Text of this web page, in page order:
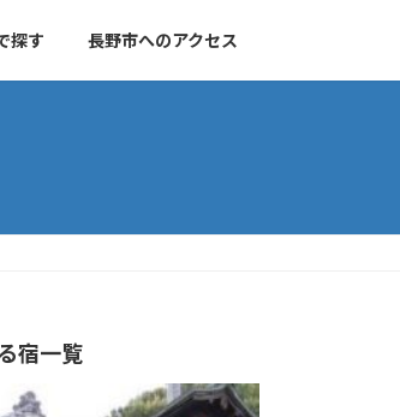
探す 長野市へのアクセス
宿一覧